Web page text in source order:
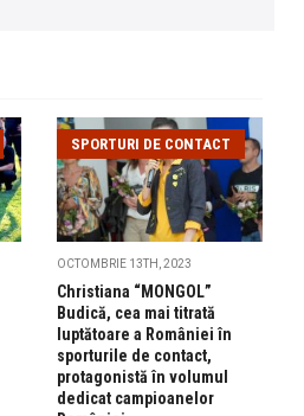
SPORTURI DE CONTACT
OCTOMBRIE 13TH, 2023
Christiana “MONGOL”
Budică, cea mai titrată
luptătoare a României în
sporturile de contact,
protagonistă în volumul
dedicat campioanelor